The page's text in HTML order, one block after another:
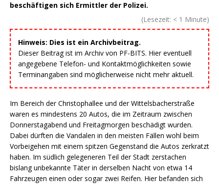
beschäftigen sich Ermittler der Polizei.
(Lesezeit: < 1 Minute)
Hinweis: Dies ist ein Archivbeitrag.
Dieser Beitrag ist im Archiv von PF-BITS. Hier eventuell
angegebene Telefon- und Kontaktmöglichkeiten sowie
Terminangaben sind möglicherweise nicht mehr aktuell.
Im Bereich der Christophallee und der Wittelsbacherstraße
waren es mindestens 20 Autos, die im Zeitraum zwischen
Donnerstagabend und Freitagmorgen beschädigt wurden.
Dabei dürften die Vandalen in den meisten Fällen wohl beim
Vorbeigehen mit einem spitzen Gegenstand die Autos zerkratzt
haben. Im südlich gelegeneren Teil der Stadt zerstachen
bislang unbekannte Täter in derselben Nacht von etwa 14
Fahrzeugen einen oder sogar zwei Reifen. Hier befanden sich